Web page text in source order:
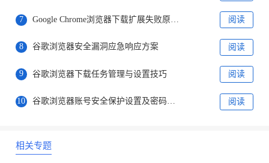
7 阅读
8 谷歌浏览器安全漏洞应急响应方案 阅读
9 谷歌浏览器下载任务管理与设置技巧 阅读
10 谷歌浏览器账号安全保护设置及密码管理详解教程 阅读
相关专题